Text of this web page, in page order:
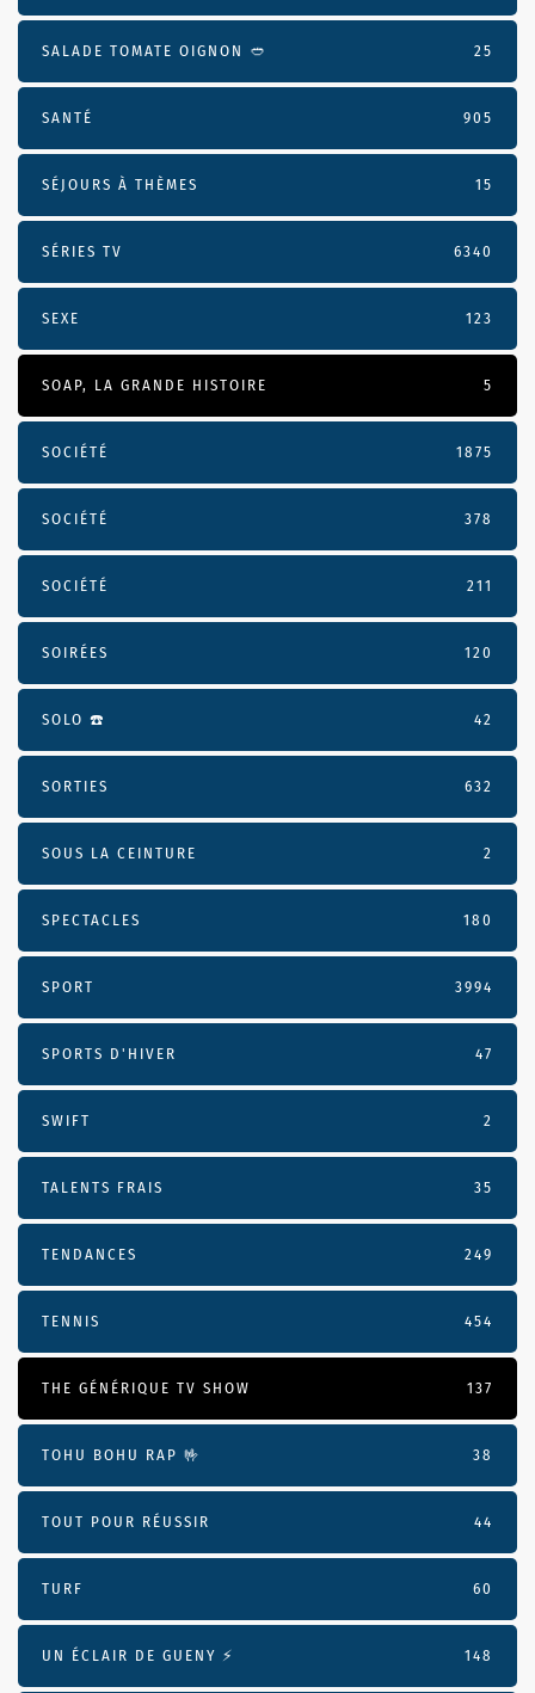
SALADE TOMATE OIGNON 🥙 25
SANTÉ 905
SÉJOURS À THÈMES 15
SÉRIES TV 6340
SEXE 123
SOAP, LA GRANDE HISTOIRE 5
SOCIÉTÉ 1875
SOCIÉTÉ 378
SOCIÉTÉ 211
SOIRÉES 120
SOLO ☎️ 42
SORTIES 632
SOUS LA CEINTURE 2
SPECTACLES 180
SPORT 3994
SPORTS D'HIVER 47
SWIFT 2
TALENTS FRAIS 35
TENDANCES 249
TENNIS 454
THE GÉNÉRIQUE TV SHOW 137
TOHU BOHU RAP 🤟 38
TOUT POUR RÉUSSIR 44
TURF 60
UN ÉCLAIR DE GUENY ⚡️ 148